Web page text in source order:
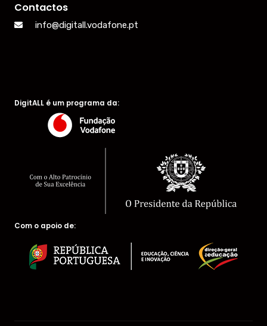
Contactos
info@digitall.vodafone.pt
DigitALL é um programa da:
Com o apoio de: